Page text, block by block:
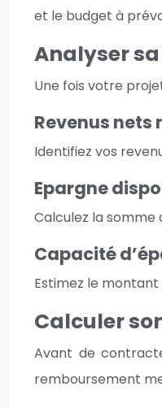
et le budget à
Analyser
Une fois votre
Revenus nets
Identifiez vos
Epargne
Calculez la somme
Capacité
Estimez le
Calculer
Avant de
remboursement